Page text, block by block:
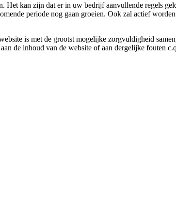
Het kan zijn dat er in uw bedrijf aanvullende regels
periode nog gaan groeien. Ook zal actief
is met de grootst mogelijke zorgvuldigheid
de inhoud van de website of aan dergelijke fouten